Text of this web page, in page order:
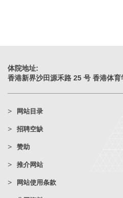
体院地址:
香港新界沙田源禾路 25 号 香港体育
网站目录
招聘空缺
赞助
推介网站
网站使用条款